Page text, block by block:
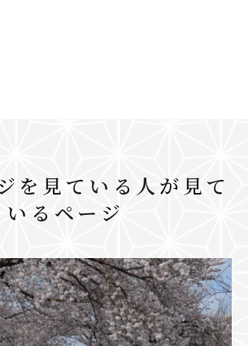
を見ている人が見て
いるページ